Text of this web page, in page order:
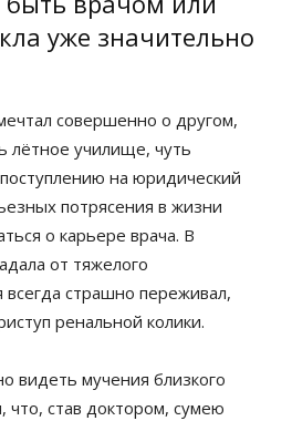
уже значительно
совершенно о другом,
лётное училище, чуть
на юридический
потрясения в жизни
о карьере врача. В
от тяжелого
всегда страшно переживал,
ренальной колики.
видеть мучения близкого
что, став доктором, сумею